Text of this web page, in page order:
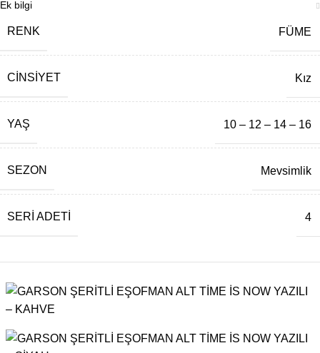
Ek bilgi
RENK FÜME
CINSIYET Kız
YAŞ 10 – 12 – 14 – 16
SEZON Mevsimlik
SERI ADETI 4